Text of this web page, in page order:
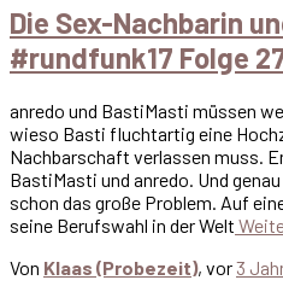
Die Sex-Nachbarin
#rundfunk17 Folge
anredo und BastiMasti müssen
wieso Basti fluchtartig eine
Nachbarschaft verlassen muss.
BastiMasti und anredo. Und
schon das große Problem. Auf
seine Berufswahl in der Welt
Von Klaas (Probezeit), vor3